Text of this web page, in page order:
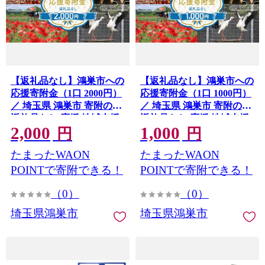
【返礼品なし】鴻巣市への
応援寄附金（1口 2000円）
／ 埼玉県 鴻巣市 寄附のみ
返礼品なし 応援 地域支援
こうのす 鴻巣 きふ 寄附 お
うえん しえん 支援 応援寄
附 自治体応援 自治体支援
No.604-02
2,000 円
たまったWAON
POINTで寄附できる！
（0）
埼玉県鴻巣市
【返礼品なし】鴻巣市への
応援寄附金（1口 1000円）
／ 埼玉県 鴻巣市 寄附のみ
返礼品なし 応援 地域支援
こうのす 鴻巣 きふ 寄附 お
うえん しえん 支援 応援寄
附 自治体応援 自治体支援
No.604-01
1,000 円
たまったWAON
POINTで寄附できる！
（0）
埼玉県鴻巣市